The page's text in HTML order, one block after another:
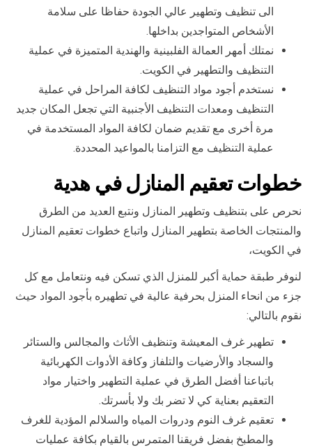
الى تنظيف وتطهير عالي الجودة حفاظا على سلامة
الأشخاص المتواجدين بداخلها.
نمتلك أمهر العمالة الفلبينية والهندية المتميزة في عملية
التنظيف والتطهير في الكويت.
نستخدم أجود مواد التنظيف لكافة المراحل في عملية
التنظيف ومعدات التنظيف الأجنبية التي تجعل المكان جديد
مرة أخرى مع تقديم ضمان لكافة المواد المستخدمة في
عملية التنظيف مع التزامنا بالمواعيد المحددة.
خطوات تعقيم المنازل في هدية
نحرص على بتنظيف وتطهير المنازل ونتبع العديد من الطرق
والمنتجات الخاصة بتطهير المنازل واتباع خطوات تعقيم المنازل
في الكويت،
لنوفر طبقة حماية أكبر للمنزل الذي تسكن فيه ونتعامل مع كل
جزء من انحاء المنزل بحرفية عالية في تطهيره بأجود المواد حيث
نقوم بالتالي:
تطهير غرف المعيشة وتنظيف الأثاث والمجالس والستائر
والسجاد والأرضيات والتلفاز وكافة الأدوات الكهربائية
باتباعنا أفضل الطرق في عملية التطهير واختيار مواد
التعقيم بعناية كي لا تضر بك ولا بأسرتك.
تعقيم غرف النوم ودروات المياه والسلالم المؤدية للغرف
والمطبخ بفضل فريقنا المتمرس بالقيام بكافة عمليات